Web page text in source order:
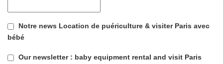
Notre news Location de puériculture & visiter Paris avec
bébé
Our newsletter : baby equipment rental and visit Paris